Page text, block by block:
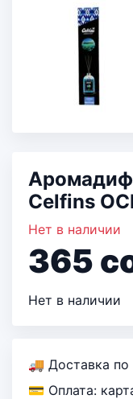
Celfins
Нет в наличии
365
Нет в наличии
🚚 Доставка
💳 Оплата: